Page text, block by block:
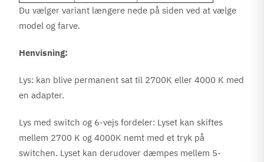
Du vælger variant længere nede på siden ved at vælge
model og farve.
Henvisning:
Lys: kan blive permanent sat til 2700K eller 4000 K med
en adapter.
Lys med switch og 6-vejs fordeler: Lyset kan skiftes
mellem 2700 K og 4000K nemt med et tryk på
switchen. Lyset kan derudover dæmpes mellem 5-